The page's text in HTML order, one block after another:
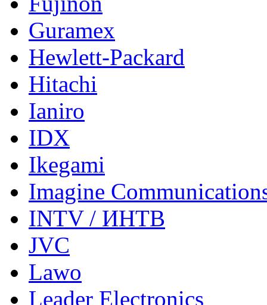
Guramex
Hewlett-Packard
Hitachi
Ianiro
IDX
Ikegami
Imagine
INTV / ИНТВ
JVC
Lawo
Leader Electronics